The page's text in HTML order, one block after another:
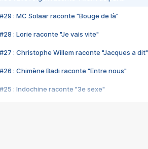
#29 : MC Solaar raconte "Bouge de là"
#28 : Lorie raconte "Je vais vite"
#27 : Christophe Willem raconte "Jacques a dit"
#26 : Chimène Badi raconte "Entre nous"
#25 : Indochine raconte "3e sexe"